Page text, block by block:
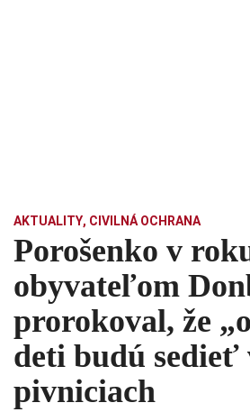
AKTUALITY, CIVILNÁ OCHRANA
Porošenko v
obyvateľom
prorokoval, že
deti budú sedieť
pivniciach